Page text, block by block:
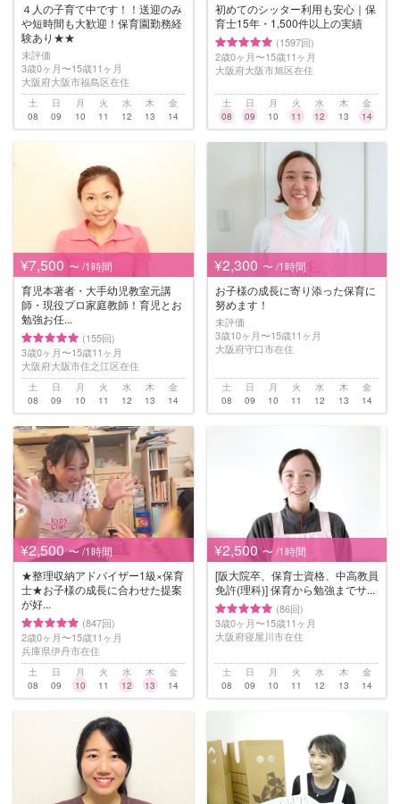
４人の子育て中です！！送迎のみ
や短時間も大歓迎！保育園勤務経
験あり★★
未評価
3歳0ヶ月〜15歳11ヶ月
大阪府大阪市福島区在住
土
08
日
09
月
10
火
11
水
12
木
13
金
14
初めてのシッター利用も安心｜保
育士15年・1,500件以上の実績
(1597回)
2歳0ヶ月〜15歳11ヶ月
大阪府大阪市旭区在住
土
08
日
09
月
10
火
11
水
12
木
13
金
14
¥7,500 〜 /1時間
育児本著者・大手幼児教室元講
師・現役プロ家庭教師！育児とお
勉強お任...
(155回)
3歳0ヶ月〜15歳11ヶ月
大阪府大阪市住之江区在住
土
08
日
09
月
10
火
11
水
12
木
13
金
14
¥2,300 〜 /1時間
お子様の成長に寄り添った保育に
努めます！
未評価
3歳10ヶ月〜15歳11ヶ月
大阪府守口市在住
土
08
日
09
月
10
火
11
水
12
木
13
金
14
¥2,500 〜 /1時間
★整理収納アドバイザー1級×保育
士★お子様の成長に合わせた提案
が好...
(847回)
2歳0ヶ月〜15歳11ヶ月
兵庫県伊丹市在住
土
08
日
09
月
10
火
11
水
12
木
13
金
14
¥2,500 〜 /1時間
[阪大院卒、保育士資格、中高教員
免許(理科)] 保育から勉強までサ...
(86回)
3歳0ヶ月〜15歳11ヶ月
大阪府寝屋川市在住
土
08
日
09
月
10
火
11
水
12
木
13
金
14